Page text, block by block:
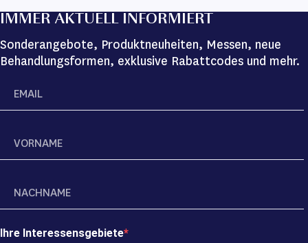
IMMER AKTUELL INFORMIERT
Sonderangebote, Produktneuheiten, Messen, neue
Behandlungsformen, exklusive Rabattcodes und mehr.
Ihre Interessensgebiete